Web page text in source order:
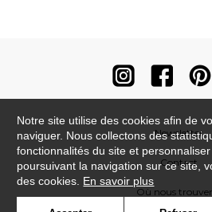
Newsletter
Contact
Où nous
Notre site utilise des cookies afin de
naviguer. Nous collectons des
fonctionnalités du site et
poursuivant la navigation sur ce site,
des cookies. En savoir plus